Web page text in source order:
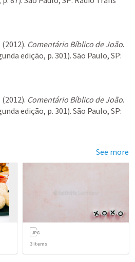
(2012). Comentário Bíblico de João.
edição, p. 301). São Paulo, SP:
(2012). Comentário Bíblico de João.
edição, p. 301). São Paulo, SP:
See more
3 items